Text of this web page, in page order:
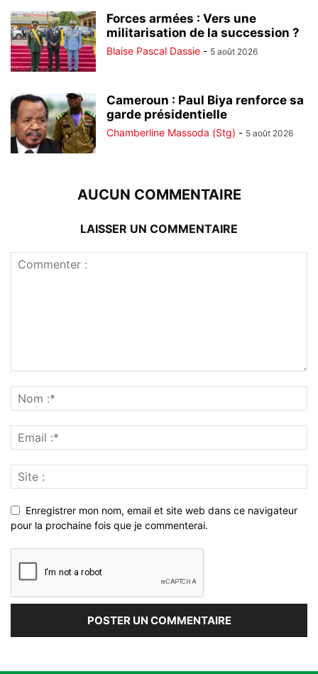
Forces armées : Vers une
militarisation de la succession ?
Blaise Pascal Dassie - 5 août 2026
Cameroun : Paul Biya renforce sa
garde présidentielle
Chamberline Massoda (Stg) - 5 août 2026
AUCUN COMMENTAIRE
LAISSER UN COMMENTAIRE
Enregistrer mon nom, email et site web dans ce navigateur
pour la prochaine fois que je commenterai.